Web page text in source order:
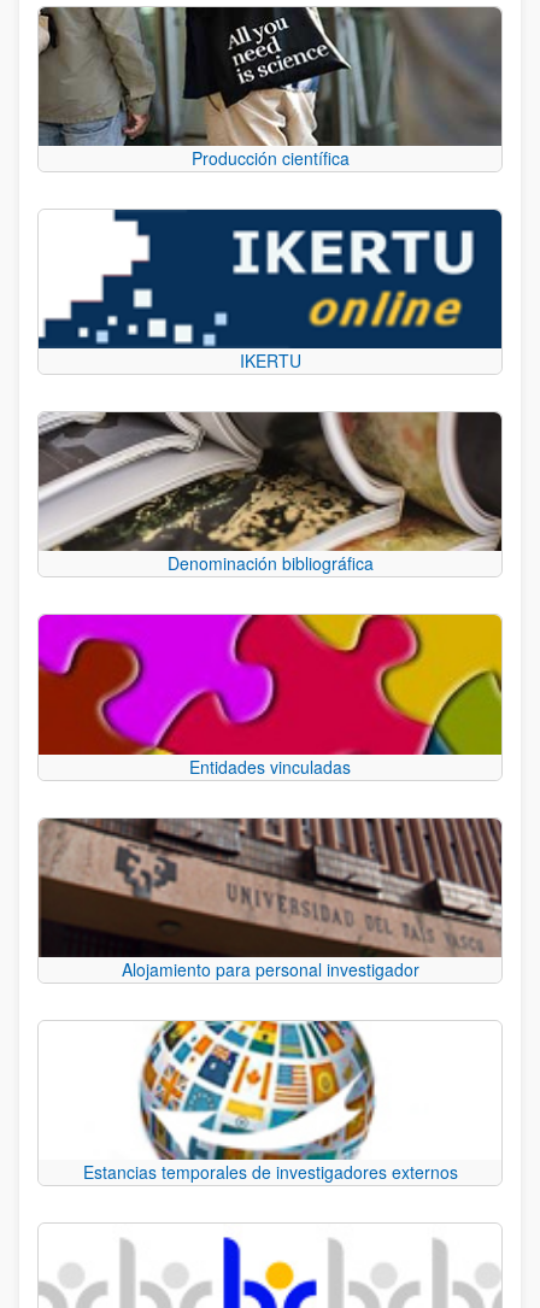
Producción científica
IKERTU
Denominación bibliográfica
Entidades vinculadas
Alojamiento para personal investigador
Estancias temporales de investigadores externos